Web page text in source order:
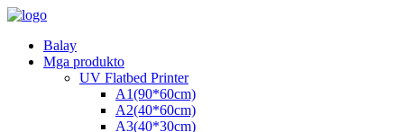
Balay
Mga produkto
UV Flatbed Printer
A1(90*60cm)
A2(40*60cm)
A3(40*30cm)